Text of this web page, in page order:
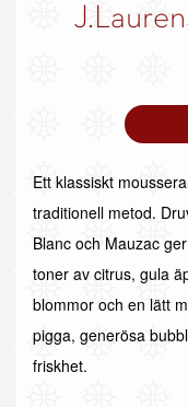
Ett klassiskt
traditionell metod.
Blanc och Mauzac
toner av citrus, gula
blommor och en lätt
pigga, generösa
friskhet.